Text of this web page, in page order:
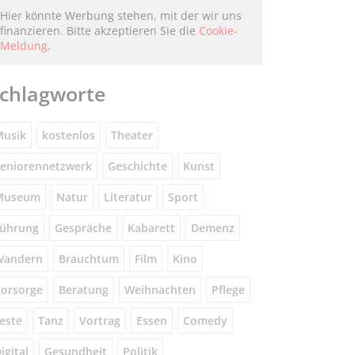
Hier könnte Werbung stehen, mit der wir uns
finanzieren. Bitte akzeptieren Sie die Cookie-
Meldung.
kostenlos Theater
Geschichte Kunst
Natur Literatur Sport
Gespräche Kabarett Demenz
Brauchtum Film Kino
Beratung Weihnachten Pflege
Tanz Vortrag Essen Comedy
Gesundheit Politik